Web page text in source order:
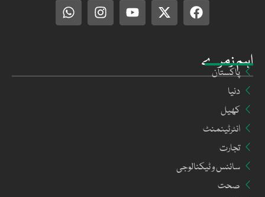
اہم زمرے
پاکستان
دنیا
کھیل
انٹرٹینمنٹ
تجارت
سائنس و ٹیکنالوجی
صحت